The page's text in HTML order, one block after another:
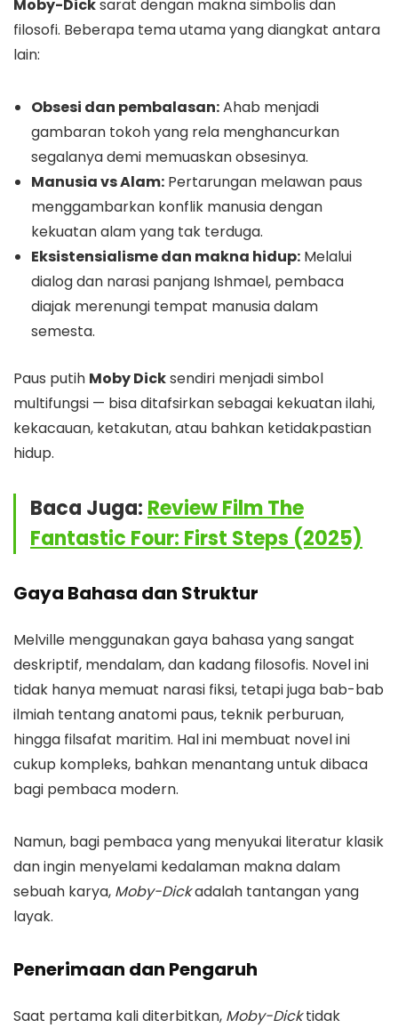
Moby-Dicksarat dengan makna simbolis dan
filosofi. Beberapa tema utama yang diangkat antara
lain:
Obsesi dan pembalasan:Ahab menjadi
gambaran tokoh yang rela menghancurkan
segalanya demi memuaskan obsesinya.
Manusia vs Alam: Pertarungan melawan paus
menggambarkan konflik manusia dengan
kekuatan alam yang tak terduga.
Eksistensialisme dan makna hidup: Melalui
dialog dan narasi panjang Ishmael, pembaca
diajak merenungi tempat manusia dalam
semesta.
Paus putih Moby Dicksendiri menjadi simbol
multifungsi — bisa ditafsirkan sebagai kekuatan ilahi,
kekacauan, ketakutan, atau bahkan ketidakpastian
hidup.
Baca Juga: Review Film The
Fantastic Four: First Steps (2025)
Gaya Bahasa dan Struktur
Melville menggunakan gaya bahasa yang sangat
deskriptif, mendalam, dan kadang filosofis. Novel ini
tidak hanya memuat narasi fiksi, tetapi juga bab-bab
ilmiah tentang anatomi paus, teknik perburuan,
hingga filsafat maritim. Hal ini membuat novel ini
cukup kompleks, bahkan menantang untuk dibaca
bagi pembaca modern.
Namun, bagi pembaca yang menyukai literatur klasik
dan ingin menyelami kedalaman makna dalam
sebuah karya, Moby-Dickadalah tantangan yang
layak.
Penerimaan dan Pengaruh
Saat pertama kali diterbitkan, Moby-Dicktidak